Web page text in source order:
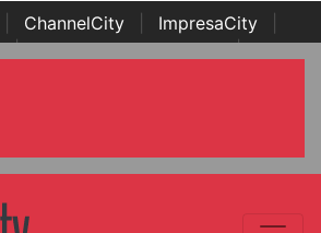
ChannelCity ImpresaCity
| Italian Channel Awards | Italian